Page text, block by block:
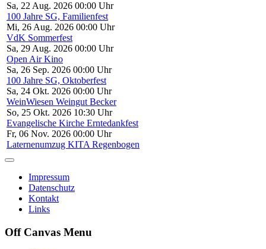
Sa, 22 Aug. 2026 00:00 Uhr
100 Jahre SG, Familienfest
Mi, 26 Aug. 2026 00:00 Uhr
VdK Sommerfest
Sa, 29 Aug. 2026 00:00 Uhr
Open Air Kino
Sa, 26 Sep. 2026 00:00 Uhr
100 Jahre SG, Oktoberfest
Sa, 24 Okt. 2026 00:00 Uhr
WeinWiesen Weingut Becker
So, 25 Okt. 2026 10:30 Uhr
Evangelische Kirche Erntedankfest
Fr, 06 Nov. 2026 00:00 Uhr
Laternenumzug KITA Regenbogen
Impressum
Datenschutz
Kontakt
Links
Off Canvas Menu